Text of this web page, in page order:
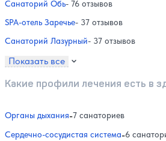
Санаторий Обь- 76 отзывов
SPA-отель Заречье- 37 отзывов
Санаторий Лазурный- 37 отзывов
Показать все
Какие профили лечения есть в
Органы дыхания-7 санаториев
Сердечно-сосудистая система-6